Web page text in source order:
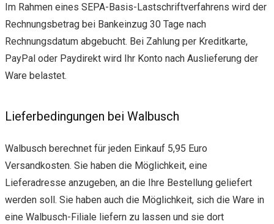
Im Rahmen eines SEPA-Basis-Lastschriftverfahrens wird der
Rechnungsbetrag bei Bankeinzug 30 Tage nach
Rechnungsdatum abgebucht. Bei Zahlung per Kreditkarte,
PayPal oder Paydirekt wird Ihr Konto nach Auslieferung der
Ware belastet.
Lieferbedingungen bei Walbusch
Walbusch berechnet für jeden Einkauf 5,95 Euro
Versandkosten. Sie haben die Möglichkeit, eine
Lieferadresse anzugeben, an die Ihre Bestellung geliefert
werden soll. Sie haben auch die Möglichkeit, sich die Ware in
eine Walbusch-Filiale liefern zu lassen und sie dort